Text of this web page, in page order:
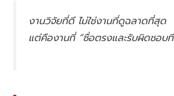
งานวิจัยที่ดี ไม่ใช่งานที่ดูฉลาดที่สุด
แต่คืองานที่ “ซื่อตรงและรับผิดชอบ